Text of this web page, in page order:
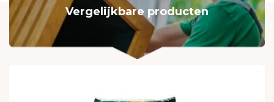
Vergelijkbare producten